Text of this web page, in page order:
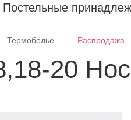
Постельные
Термобелье Распродажа
20